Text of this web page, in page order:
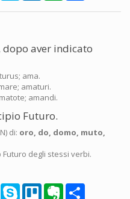
aver indicato
ama.
amaturi.
amandi.
Futuro.
di: oro, do, domo, muto,
Futuro degli stessi verbi.
TelegramSkype Trello Evernote